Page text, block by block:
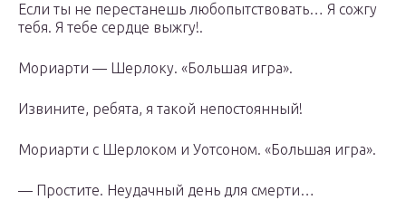
Если ты не перестанешь любопытствовать… Я сожгу
тебя. Я тебе сердце выжгу!.
Мориарти — Шерлоку. «Большая игра».
Извините, ребята, я такой непостоянный!
Мориарти с Шерлоком и Уотсоном. «Большая игра».
— Простите. Неудачный день для смерти…